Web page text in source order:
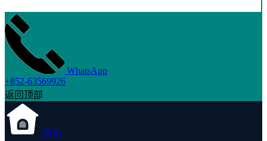
WhatsApp
+852-63569926
返回顶部
首页